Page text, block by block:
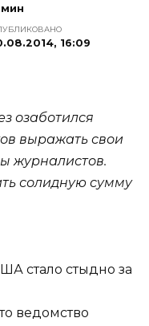
16:09
озаботился
выражать свои
журналистов.
солидную сумму
стало стыдно за
ведомство